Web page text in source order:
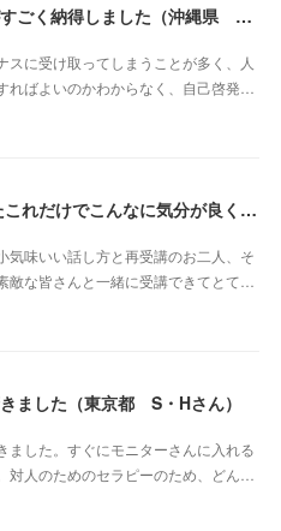
お水の波動を使うという方法がすごく納得しました（沖縄県 S・Mさん）
に受け取ってしまうことが多く、人
ばよいのかわからなく、自己啓発…
腸に委ねる、信頼する。 たったこれだけでこんなに気分が良くなれるなんて本当にスゴイ‼︎（東京都 會澤亜紀さん）
気味いい話し方と再受講のお二人、そ
敵な皆さんと一緒に受講できてとて…
ました（東京都 S・Hさん）
ました。すぐにモニターさんに入れる
人のためのセラピーのため、どん…